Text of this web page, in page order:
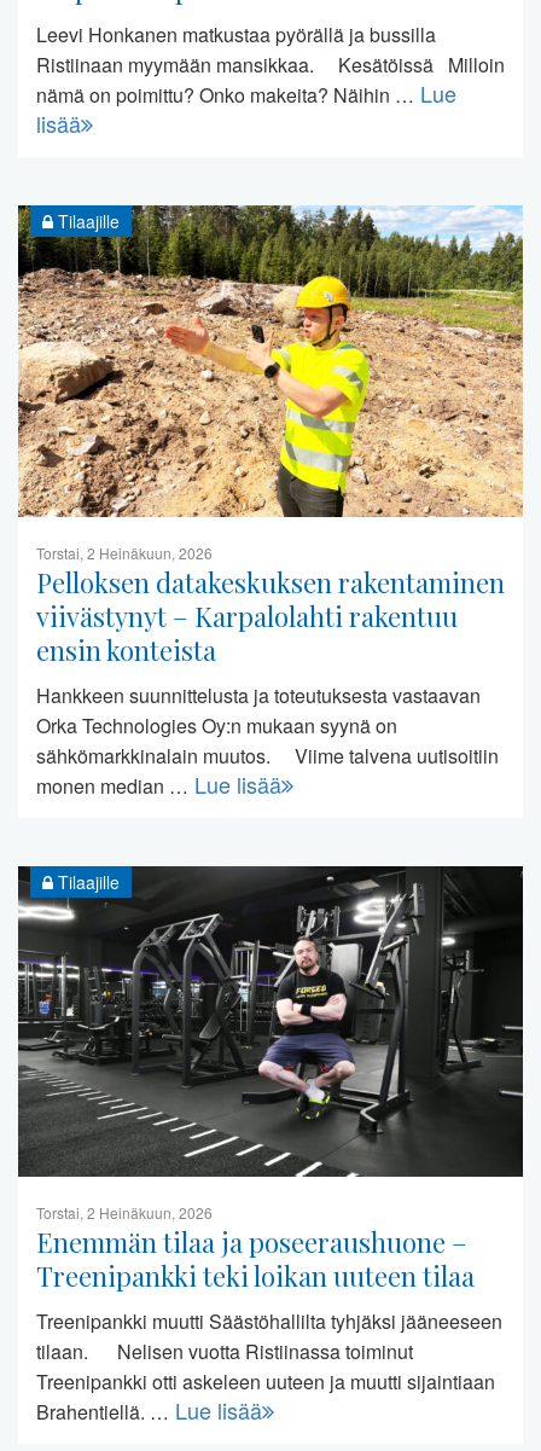
Leevi Honkanen matkustaa pyörällä ja bussilla
Ristiinaan myymään mansikkaa. Kesätöissä Milloin
nämä on poimittu? Onko makeita? Näihin … Lue
lisää
Tilaajille
Torstai, 2 Heinäkuun, 2026
Pelloksen datakeskuksen rakentaminen
viivästynyt – Karpalolahti rakentuu
ensin konteista
Hankkeen suunnittelusta ja toteutuksesta vastaavan
Orka Technologies Oy:n mukaan syynä on
sähkömarkkinalain muutos. Viime talvena uutisoitiin
monen median … Lue lisää
Tilaajille
Torstai, 2 Heinäkuun, 2026
Enemmän tilaa ja poseeraushuone –
Treenipankki teki loikan uuteen tilaa
Treenipankki muutti Säästöhallilta tyhjäksi jääneeseen
tilaan. Nelisen vuotta Ristiinassa toiminut
Treenipankki otti askeleen uuteen ja muutti sijaintiaan
Brahentiellä. … Lue lisää